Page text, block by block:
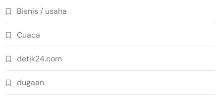
Bisnis / usaha
Cuaca
detik24.com
dugaan